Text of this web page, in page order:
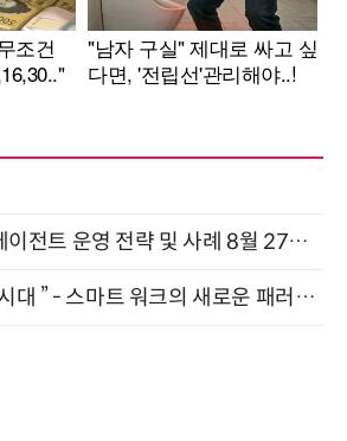
성과를 만드는 AI 에이전트 운영 전략 및 사례 8월 27일 개최
“AI와 함께 일하는 시대 ” - 스마트 워크의 새로운 패러다임 (9/11)